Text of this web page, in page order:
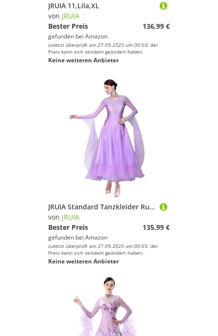
JRUIA 11,Lila,XL
von JRUIA
Bester Preis
136,99 €
gefunden bei Amazon
zuletzt überprüft am 27.09.2025 um 00:03; der
Preis kann sich seitdem geändert haben.
Keine weiteren Anbieter
JRUIA Standard Tanzkleider Rundhals Walzer Tango Wettbewerbs Kostüm Bühnenrock Für Gesellschaftstanz Für Damen Wunderschönes Tanzoutfit,Lila,L
von JRUIA
Bester Preis
135,99 €
gefunden bei Amazon
zuletzt überprüft am 27.09.2025 um 00:03; der
Preis kann sich seitdem geändert haben.
Keine weiteren Anbieter